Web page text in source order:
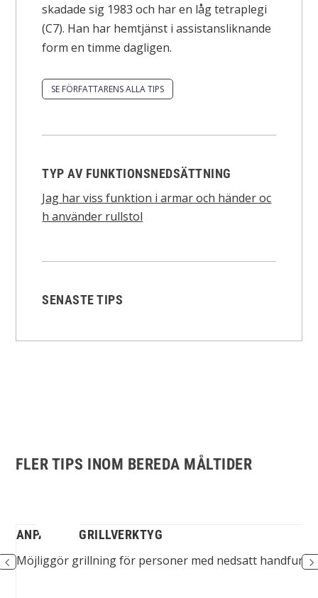
skadade sig 1983 och har en låg tetraplegi
(C7). Han har hemtjänst i assistansliknande
form en timme dagligen.
SE FÖRFATTARENS ALLA TIPS
TYP AV FUNKTIONSNEDSÄTTNING
Jag har viss funktion i armar och händer oc
h använder rullstol
SENASTE TIPS
FLER TIPS INOM BEREDA MÅLTIDER
ANPASSAT GRILLVERKTYG
Möjliggör grillning för personer med nedsatt